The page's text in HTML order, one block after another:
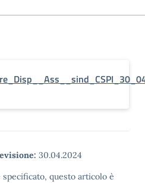
30.04.2024
questo articolo è